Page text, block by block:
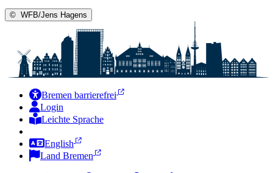
© WFB/Jens Hagens
Bremen barrierefrei
Login
Leichte Sprache
English
Land Bremen